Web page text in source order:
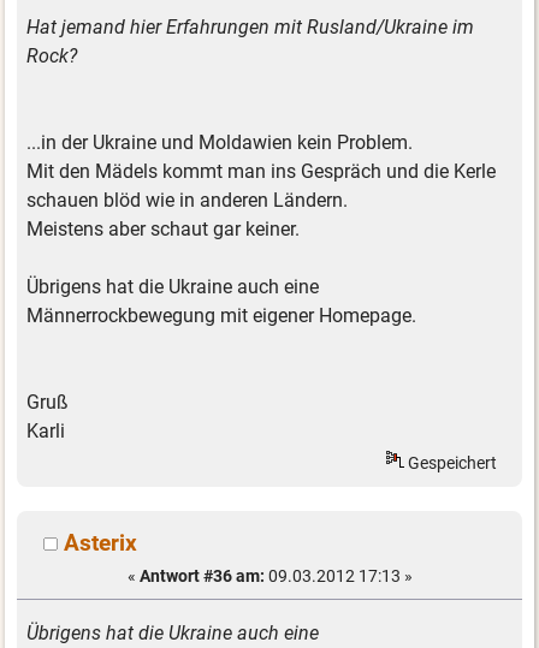
Hat jemand hier Erfahrungen mit Rusland/Ukraine im
Rock?
...in der Ukraine und Moldawien kein Problem.
Mit den Mädels kommt man ins Gespräch und die Kerle
schauen blöd wie in anderen Ländern.
Meistens aber schaut gar keiner.
Übrigens hat die Ukraine auch eine
Männerrockbewegung mit eigener Homepage.
Gruß
Karli
Gespeichert
Asterix
« Antwort #36 am: 09.03.2012 17:13 »
Übrigens hat die Ukraine auch eine